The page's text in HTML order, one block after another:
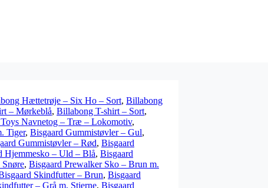
Hættetrøje – Six Ho – Sort, Billabong
– Mørkeblå, Billabong T-shirt – Sort,
Navnetog – Træ – Lokomotiv,
Tiger, Bisgaard Gummistøvler – Gul,
Gummistøvler – Rød, Bisgaard
Hjemmesko – Uld – Blå, Bisgaard
, Bisgaard Prewalker Sko – Brun m.
Skindfutter – Brun, Bisgaard
– Grå m. Stjerne, Bisgaard